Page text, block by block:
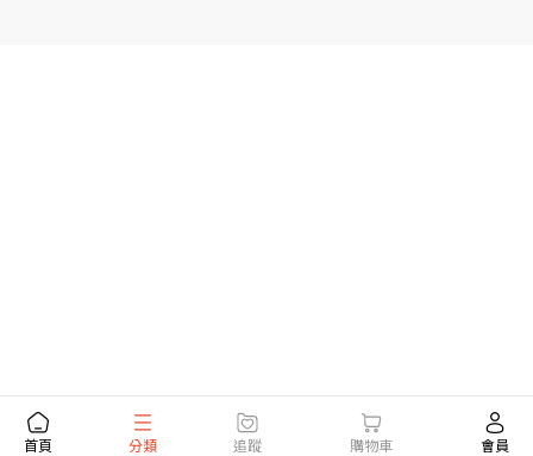
首頁 分類 追蹤 購物車 會員